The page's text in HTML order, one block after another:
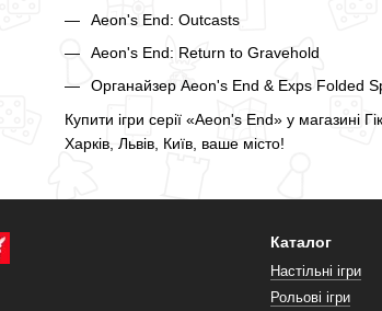
Aeon's End: Outcasts
Aeon's End: Return to Gravehold
Органайзер Aeon's End & Exps Folded
Купити ігри серії «Aeon's End» у магазині
Харків, Львів, Київ, ваше місто!
Каталог
Настільні ігри
Рольові ігри